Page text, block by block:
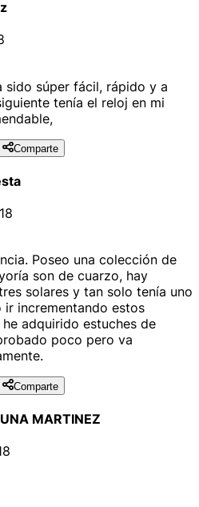
sido súper fácil, rápido y a
tenía el reloj en mi
Comparte
Poseo una colección de
son de cuarzo, hay
solares y tan solo tenía uno
incrementando estos
adquirido estuches de
poco pero va
Comparte
MARTINEZ